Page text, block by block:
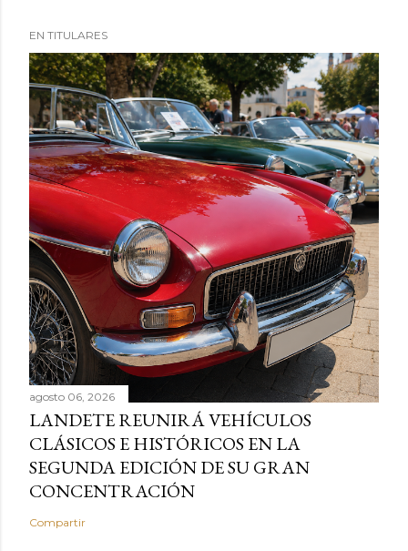
EN TITULARES
agosto 06, 2026
LANDETE REUNIRÁ VEHÍCULOS
CLÁSICOS E HISTÓRICOS EN LA
SEGUNDA EDICIÓN DE SU GRAN
CONCENTRACIÓN
Compartir